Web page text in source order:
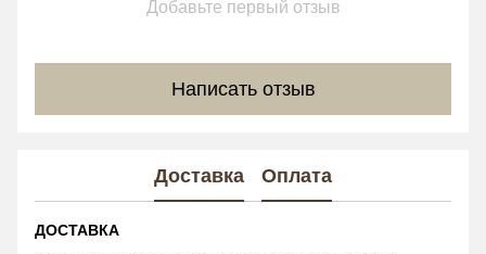
Добавьте первый отзыв
Написать отзыв
Доставка Оплата
ДОСТАВКА